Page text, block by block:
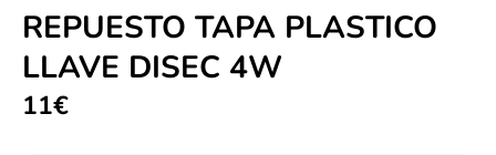
REPUESTO TAPA PLASTICO
LLAVE DISEC 4W
11€